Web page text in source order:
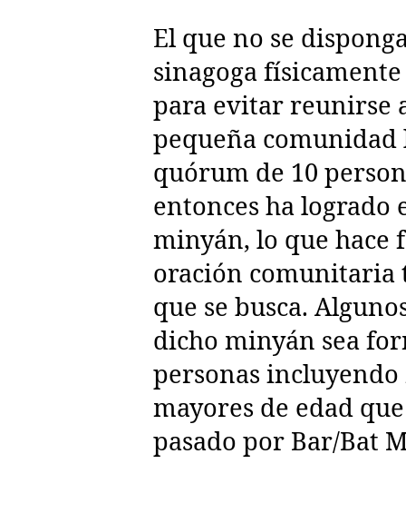
El que no se
sinagoga
para evitar reunirse
pequeña
quórum de 10
entonces ha logrado
minyán, lo que hace
oración comunitaria
que se busca.
dicho minyán sea
personas
mayores de edad
pasado por Bar/Bat